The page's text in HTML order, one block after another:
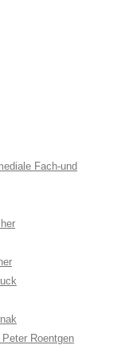
Fach-und
Roentgen